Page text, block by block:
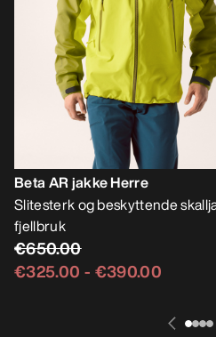
Beta AR jakke Herre
Slitesterk og beskyttende
fjellbruk
€650.00
€325.00 - €390.00